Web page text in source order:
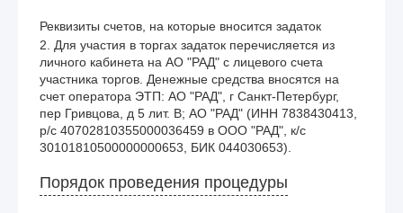
Реквизиты счетов, на которые вносится задаток
2. Для участия в торгах задаток перечисляется из
личного кабинета на АО "РАД" с лицевого счета
участника торгов. Денежные средства вносятся на
счет оператора ЭТП: АО "РАД", г Санкт-Петербург,
пер Гривцова, д 5 лит. В; АО "РАД" (ИНН 7838430413,
р/с 40702810355000036459 в ООО "РАД", к/с
30101810500000000653, БИК 044030653).
Порядок проведения процедуры